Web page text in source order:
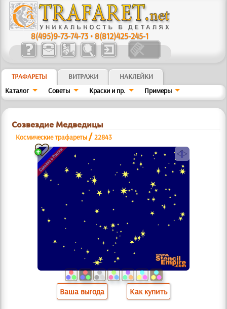
8(495)9-73-74-73 •8(812)425-245-1
ТРАФАРЕТЫ ВИТРАЖИ
НАКЛЕЙКИ
Каталог
Советы Краски и пр. Примеры
Созвездие Медведицы
Космические трафареты /22843
a
Ваша выгода Как купить